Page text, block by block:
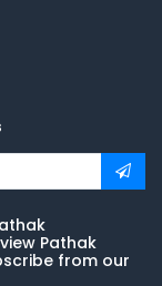
Pathak
from our